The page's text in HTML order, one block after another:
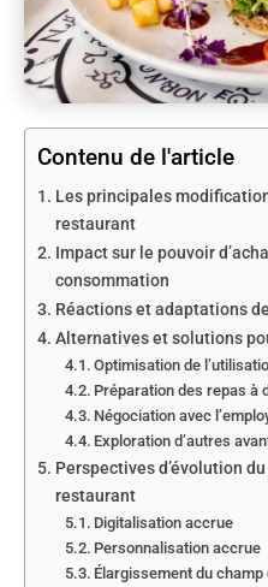
Contenu de l'article
Les principales
restaurant
Impact sur le pouvoir
consommation
Réactions et adaptations
Alternatives et solutions
Optimisation de
Préparation des repas à
Négociation avec
Exploration d’autres
Perspectives d’évolution
restaurant
Digitalisation accrue
Personnalisation accrue
Élargissement du champ